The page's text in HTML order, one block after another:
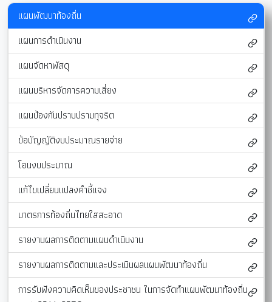
แผนพัฒนาท้องถิ่น
แผนการดำเนินงาน
แผนจัดหาพัสดุ
แผนบริหารจัดการความเสี่ยง
แผนป้องกันปราบปรามทุจริต
ข้อบัญญัติงบประมาณรายจ่าย
โอนงบประมาณ
แก้ไขเปลี่ยนแปลงคำชี้แจง
มาตรการท้องถิ่นไทยใสสะอาด
รายงานผลการติดตามแผนดำเนินงาน
รายงานผลการติดตามและประเมินผลแผนพัฒนาท้องถิ่น
การรับฟังความคิดเห็นของประชาชน ในการจัดทำแผนพัฒนาท้องถิ่น